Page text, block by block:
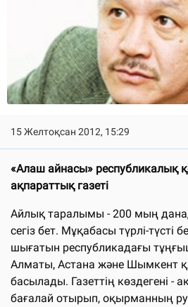
15 Желтоқсан 2012, 15:29
«Алаш айнасы» республикалық
ақпараттық газеті
Айлық таралымы - 200 мың
сегіз бет. Мұқабасы түрлі-түсті
шығатын республикадағы
Алматы, Астана және Шымкент
басылады. Газеттің көздегені -
бағалай отырып, оқырманның